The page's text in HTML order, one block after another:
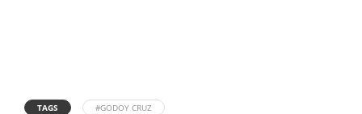
TAGS #GODOY CRUZ